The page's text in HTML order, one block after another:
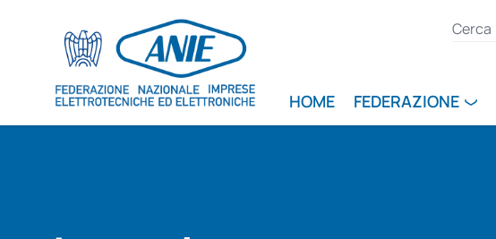
HOME FEDERAZIONE